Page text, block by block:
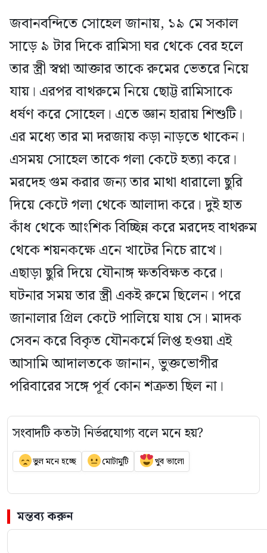
জবানবন্দিতে সোহেল জানায়, ১৯ মে সকাল
সাড়ে ৯ টার দিকে রামিসা ঘর থেকে বের হলে
তার স্ত্রী স্বপ্না আক্তার তাকে রুমের ভেতরে নিয়ে
যায়। এরপর বাথরুমে নিয়ে ছোট্ট রামিসাকে
ধর্ষণ করে সোহেল। এতে জ্ঞান হারায় শিশুটি।
এর মধ্যে তার মা দরজায় কড়া নাড়তে থাকেন।
এসময় সোহেল তাকে গলা কেটে হত্যা করে।
মরদেহ গুম করার জন্য তার মাথা ধারালো ছুরি
দিয়ে কেটে গলা থেকে আলাদা করে। দুই হাত
কাঁধ থেকে আংশিক বিচ্ছিন্ন করে মরদেহ বাথরুম
থেকে শয়নকক্ষে এনে খাটের নিচে রাখে।
এছাড়া ছুরি দিয়ে যৌনাঙ্গ ক্ষতবিক্ষত করে।
ঘটনার সময় তার স্ত্রী একই রুমে ছিলেন। পরে
জানালার গ্রিল কেটে পালিয়ে যায় সে। মাদক
সেবন করে বিকৃত যৌনকর্মে লিপ্ত হওয়া এই
আসামি আদালতকে জানান, ভুক্তভোগীর
পরিবারের সঙ্গে পূর্ব কোন শত্রুতা ছিল না।
সংবাদটি কতটা নির্ভরযোগ্য বলে মনে হয়?
ভুল মনে হচ্ছে মোটামুটি খুব ভালো
মন্তব্য করুন